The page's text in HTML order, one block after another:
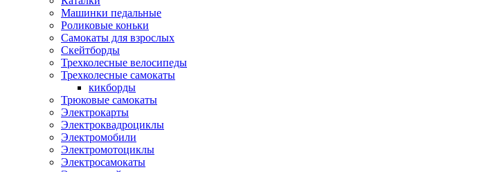
Машинки педальные
Роликовые коньки
Самокаты для взрослых
Скейтборды
Трехколесные велосипеды
Трехколесные самокаты
кикборды
Трюковые самокаты
Электрокарты
Электроквадроциклы
Электромобили
Электромотоциклы
Электросамокаты